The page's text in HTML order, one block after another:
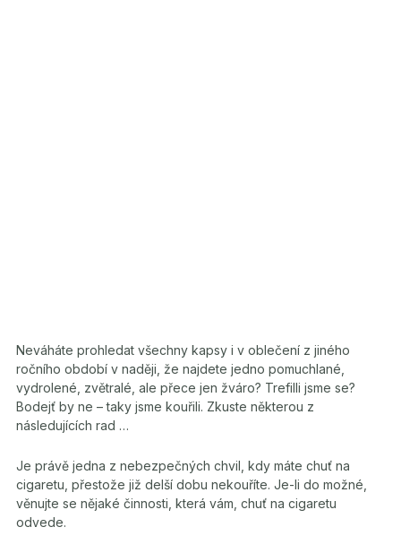
Neváháte prohledat všechny kapsy i v oblečení z jiného
ročního období v naději, že najdete jedno pomuchlané,
vydrolené, zvětralé, ale přece jen žváro? Trefilli jsme se?
Bodejť by ne – taky jsme kouřili. Zkuste některou z
následujících rad …
Je právě jedna z nebezpečných chvil, kdy máte chuť na
cigaretu, přestože již delší dobu nekouříte. Je-li do možné,
věnujte se nějaké činnosti, která vám, chuť na cigaretu
odvede.